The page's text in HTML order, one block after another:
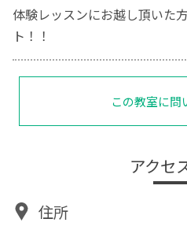
体験レッスンにお越し頂いた
ト！！
この教室に問
アクセ
住所